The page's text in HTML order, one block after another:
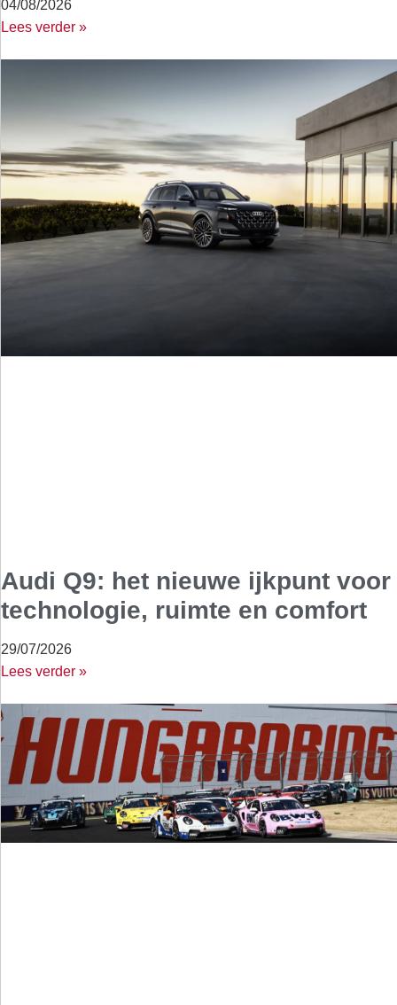
04/08/2026
Lees verder »
Audi Q9: het nieuwe ijkpunt voor
technologie, ruimte en comfort
29/07/2026
Lees verder »